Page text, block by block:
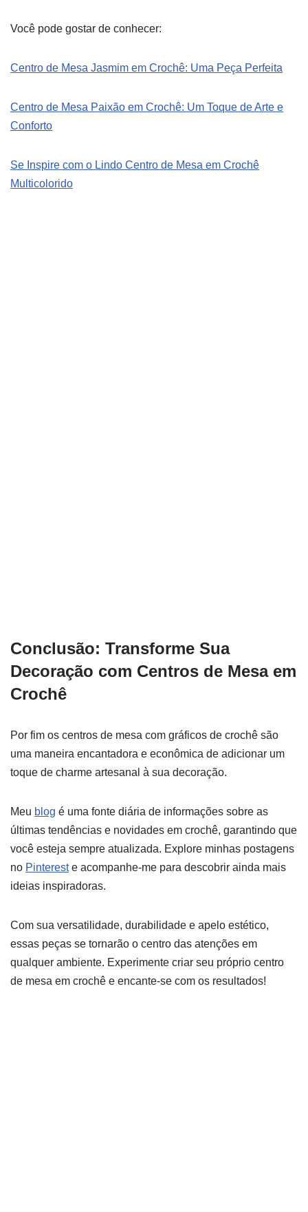
Você pode gostar de conhecer:
Centro de Mesa Jasmim em Crochê: Uma Peça Perfeita
Centro de Mesa Paixão em Crochê: Um Toque de Arte e
Conforto
Se Inspire com o Lindo Centro de Mesa em Crochê
Multicolorido
Conclusão: Transforme Sua
Decoração com Centros de Mesa em
Crochê
Por fim os centros de mesa com gráficos de crochê são
uma maneira encantadora e econômica de adicionar um
toque de charme artesanal à sua decoração.
Meu blog é uma fonte diária de informações sobre as
últimas tendências e novidades em crochê, garantindo que
você esteja sempre atualizada. Explore minhas postagens
no Pintereste acompanhe-me para descobrir ainda mais
ideias inspiradoras.
Com sua versatilidade, durabilidade e apelo estético,
essas peças se tornarão o centro das atenções em
qualquer ambiente. Experimente criar seu próprio centro
de mesa em crochê e encante-se com os resultados!